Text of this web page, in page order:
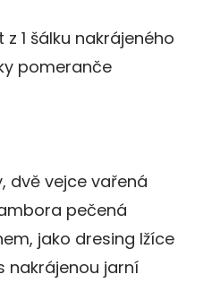
1 šálku nakrájeného
pomeranče
dvě vejce vařená
pečená
jako dresing lžíce
nakrájenou jarní